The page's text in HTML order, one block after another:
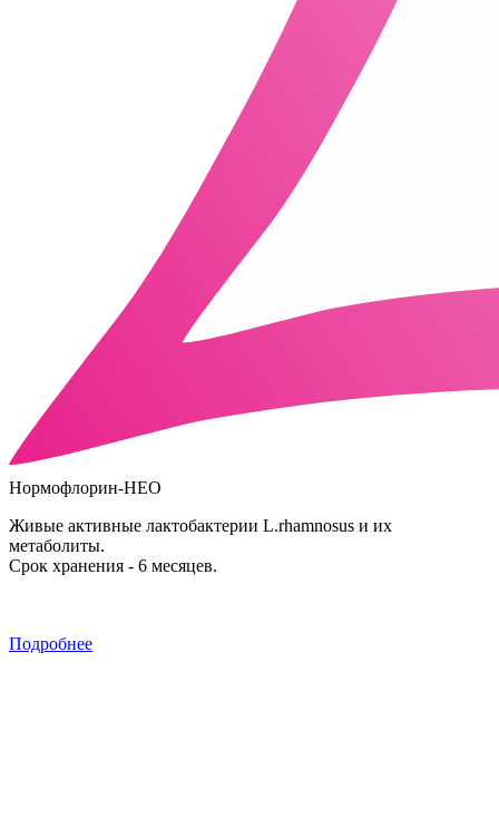
Нормофлорин-НЕО
Живые активные лактобактерии L.rhamnosus и их
метаболиты.
Срок хранения - 6 месяцев.
Подробнее